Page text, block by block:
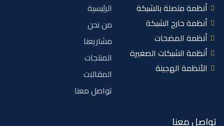
أنظمة متصلة بالشبكة
أنظمة خارج الشبكة
أنظمة المضخات
أنظمة الشبكات الصغيرة
الأنظمة الهجينة
الرئيسية
من نحن
مشاريعنا
المنتجات
المقالات
تواصل معنا
تواصل معنا